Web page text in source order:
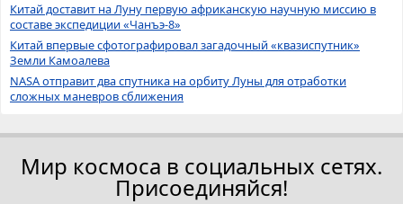
Китай доставит на Луну первую африканскую научную миссию в
составе экспедиции «Чанъэ-8»
Китай впервые сфотографировал загадочный «квазиспутник»
Земли Камоалева
NASA отправит два спутника на орбиту Луны для отработки
сложных маневров сближения
Мир космоса в социальных сетях.
Присоединяйся!